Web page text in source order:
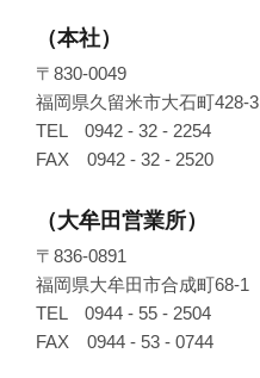
（本社）
〒830-0049
福岡県久留米市大石町428-3
TEL 0942 - 32 - 2254
FAX 0942 - 32 - 2520
（大牟田営業所）
〒836-0891
福岡県大牟田市合成町68-1
TEL 0944 - 55 - 2504
FAX 0944 - 53 - 0744